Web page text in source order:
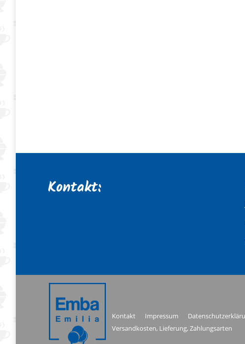
Kontakt:
Kontakt Impressum
Versandkosten, Lieferung, Zahlungsarten